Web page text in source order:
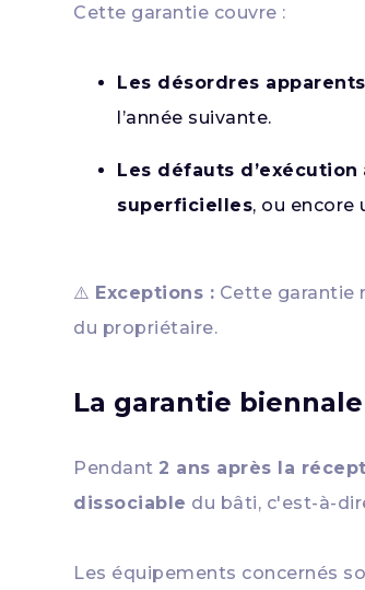
Cette garantie couvre :
Les désordres apparents
l’année suivante.
Les défauts d’exécution
superficielles, ou encore
⚠️ Exceptions : Cette garantie
du propriétaire.
La garantie biennale
Pendant 2 ans après la
dissociable du bâti, c'est-à-
Les équipements concernés